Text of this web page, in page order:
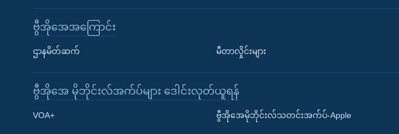
Learning English
ဗွီအိုအေအကြောင်း
ဌာနမိတ်ဆက် မီတာလှိုင်းများ
ဗွီအိုအေ မိုဘိုင်းလ်အက်ပ်များ ဒေါင်းလုတ်ယူရန်
VOA+ ဗွီအိုအေမိုဘိုင်းလ်သတင်းအက်ပ်-Apple